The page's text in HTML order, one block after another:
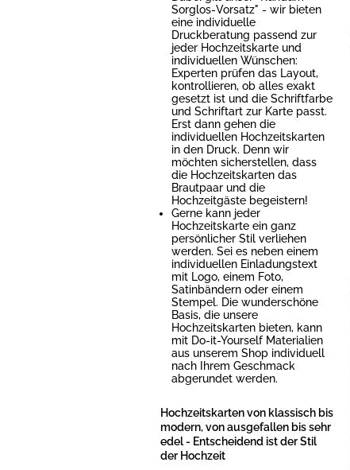
Sorglos-Vorsatz" - wir bieten
eine individuelle
Druckberatung passend zur
jeder Hochzeitskarte und
individuellen Wünschen:
Experten prüfen das Layout,
kontrollieren, ob alles exakt
gesetzt ist und die Schriftfarbe
und Schriftart zur Karte passt.
Erst dann gehen die
individuellen Hochzeitskarten
in den Druck. Denn wir
möchten sicherstellen, dass
die Hochzeitskarten das
Brautpaar und die
Hochzeitgäste begeistern!
Gerne kann jeder
Hochzeitskarte ein ganz
persönlicher Stil verliehen
werden. Sei es neben einem
individuellen Einladungstext
mit Logo, einem Foto,
Satinbändern oder einem
Stempel. Die wunderschöne
Basis, die unsere
Hochzeitskarten bieten, kann
mit Do-it-Yourself Materialien
aus unserem Shop individuell
nach Ihrem Geschmack
abgerundet werden.
Hochzeitskarten von klassisch bis
modern, von ausgefallen bis sehr
edel - Entscheidend ist der Stil
der Hochzeit